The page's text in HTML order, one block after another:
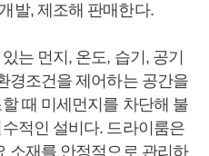
발, 제조해 판매한다.
는 먼지, 온도, 습기, 공기
경조건을 제어하는 공간을
때 미세먼지를 차단해 불
적인 설비다. 드라이룸은
소재를 안정적으로 관리하